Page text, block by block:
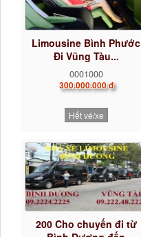
Limousine Bình Phước
Đi Vũng Tàu...
0001000
300.000.000 đ
Hết vé/xe
200 Cho chuyến đi từ